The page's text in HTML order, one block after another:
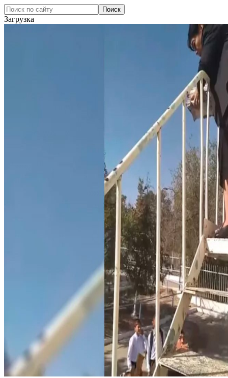
Загрузка